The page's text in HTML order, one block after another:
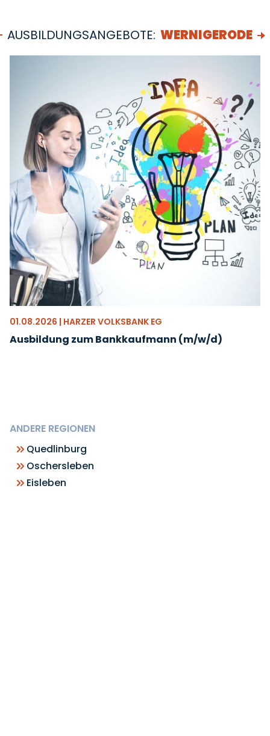
AUSBILDUNGSANGEBOTE: WERNIGERODE
01.08.2026 | HARZER VOLKSBANK EG
Ausbildung zum Bankkaufmann (m/w/d)
ANDERE REGIONEN
Quedlinburg
Oschersleben
Eisleben